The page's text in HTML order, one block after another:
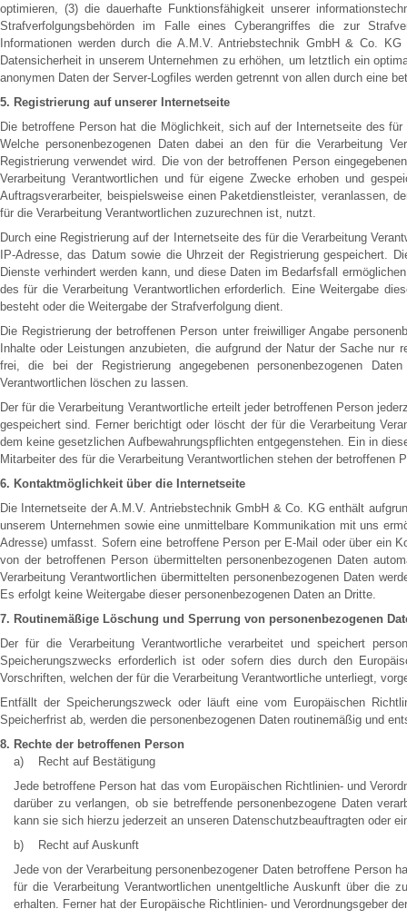
optimieren, (3) die dauerhafte Funktionsfähigkeit unserer
Strafverfolgungsbehörden im Falle eines Cyberangriffes die zur
Informationen werden durch die A.M.V. Antriebstechnik GmbH & Co.
Datensicherheit in unserem Unternehmen zu erhöhen, um letztlich ein
anonymen Daten der Server-Logfiles werden getrennt von allen durch eine
5. Registrierung auf unserer Internetseite
Die betroffene Person hat die Möglichkeit, sich auf der Internetseite des
Welche personenbezogenen Daten dabei an den für die Verarbeitung
Registrierung verwendet wird. Die von der betroffenen Person
Verarbeitung Verantwortlichen und für eigene Zwecke erhoben und
Auftragsverarbeiter, beispielsweise einen Paketdienstleister, veranlassen,
für die Verarbeitung Verantwortlichen zuzurechnen ist, nutzt.
Durch eine Registrierung auf der Internetseite des für die Verarbeitung
IP-Adresse, das Datum sowie die Uhrzeit der Registrierung gespeichert.
Dienste verhindert werden kann, und diese Daten im Bedarfsfall
des für die Verarbeitung Verantwortlichen erforderlich. Eine Weitergabe
besteht oder die Weitergabe der Strafverfolgung dient.
Die Registrierung der betroffenen Person unter freiwilliger Angabe
Inhalte oder Leistungen anzubieten, die aufgrund der Natur der Sache
frei, die bei der Registrierung angegebenen personenbezogenen
Verantwortlichen löschen zu lassen.
Der für die Verarbeitung Verantwortliche erteilt jeder betroffenen Person
gespeichert sind. Ferner berichtigt oder löscht der für die Verarbeitung
dem keine gesetzlichen Aufbewahrungspflichten entgegenstehen. Ein in
Mitarbeiter des für die Verarbeitung Verantwortlichen stehen der
6. Kontaktmöglichkeit über die Internetseite
Die Internetseite der A.M.V. Antriebstechnik GmbH & Co. KG enthält
unserem Unternehmen sowie eine unmittelbare Kommunikation mit uns
Adresse) umfasst. Sofern eine betroffene Person per E-Mail oder über ein
von der betroffenen Person übermittelten personenbezogenen Daten
Verarbeitung Verantwortlichen übermittelten personenbezogenen Daten
Es erfolgt keine Weitergabe dieser personenbezogenen Daten an Dritte.
7. Routinemäßige Löschung und Sperrung von personenbezogenen
Der für die Verarbeitung Verantwortliche verarbeitet und speichert
Speicherungszwecks erforderlich ist oder sofern dies durch den
Vorschriften, welchen der für die Verarbeitung Verantwortliche unterliegt,
Entfällt der Speicherungszweck oder läuft eine vom Europäischen
Speicherfrist ab, werden die personenbezogenen Daten routinemäßig und
8. Rechte der betroffenen Person
a) Recht auf Bestätigung
Jede betroffene Person hat das vom Europäischen Richtlinien- und
darüber zu verlangen, ob sie betreffende personenbezogene Daten
kann sie sich hierzu jederzeit an unseren Datenschutzbeauftragten oder
b) Recht auf Auskunft
Jede von der Verarbeitung personenbezogener Daten betroffene Person
für die Verarbeitung Verantwortlichen unentgeltliche Auskunft über die
erhalten. Ferner hat der Europäische Richtlinien- und Verordnungsgeber